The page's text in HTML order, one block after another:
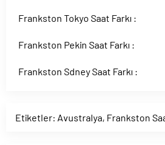
Frankston Tokyo Saat Farkı :
Frankston Pekin Saat Farkı :
Frankston Sdney Saat Farkı :
Etiketler: Avustralya, Frankston